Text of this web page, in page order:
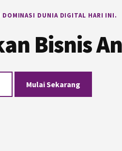
DOMINASI DUNIA DIGITAL HARI INI.
Bisnis
Mulai Sekarang